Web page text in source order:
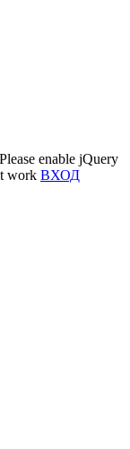
enable jQuery
work ВХОД